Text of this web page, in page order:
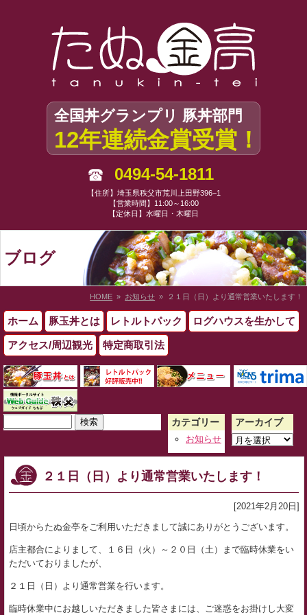
全国丼グランプリ 豚丼部門
12年連続金賞受賞！
0494-54-1811
【住所】埼玉県秩父市荒川上田野396−1
【営業時間】11:00～16:00
【定休日】水曜日・木曜日
ブログ
HOME » お知らせ » ２１日（日）より通常営業いたします！
ホーム 豚玉丼とは レトルトパック ログハウスを生かして
アクセス/周辺観光 特定商取引法
索:
カテゴリー
お知らせ
アーカイブ
ア
イ
ブ
２１日（日）より通常営業いたします！
[2021年2月20日]
日頃からたぬ金亭をご利用いただきまして誠にありがとうございます。
店主都合によりまして、１６日（火）～２０日（土）まで臨時休業をい
ただいておりましたが、
２１日（日）より通常営業を行います。
臨時休業中にお越しいただきました皆さまには、ご迷惑をお掛けし大変